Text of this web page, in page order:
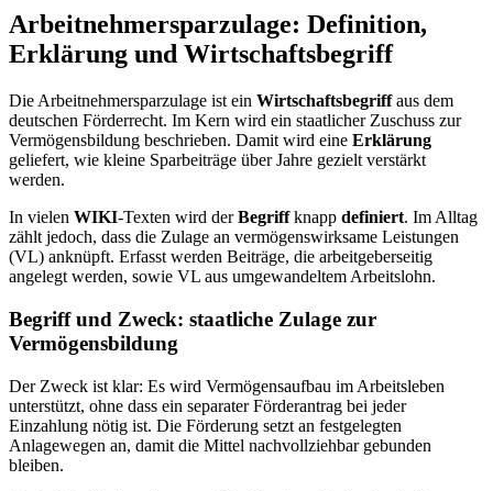
Arbeitnehmersparzulage: Definition,
Erklärung und Wirtschaftsbegriff
Die Arbeitnehmersparzulage ist ein Wirtschaftsbegriffaus dem
deutschen Förderrecht. Im Kern wird ein staatlicher Zuschuss zur
Vermögensbildung beschrieben. Damit wird eine Erklärung
geliefert, wie kleine Sparbeiträge über Jahre gezielt verstärkt
werden.
In vielen WIKI-Texten wird derBegriffknapp definiert. Im Alltag
zählt jedoch, dass die Zulage an vermögenswirksame Leistungen
(VL) anknüpft. Erfasst werden Beiträge, die arbeitgeberseitig
angelegt werden, sowie VL aus umgewandeltem Arbeitslohn.
Begriff und Zweck: staatliche Zulage zur
Vermögensbildung
Der Zweck ist klar: Es wird Vermögensaufbau im Arbeitsleben
unterstützt, ohne dass ein separater Förderantrag bei jeder
Einzahlung nötig ist. Die Förderung setzt an festgelegten
Anlagewegen an, damit die Mittel nachvollziehbar gebunden
bleiben.